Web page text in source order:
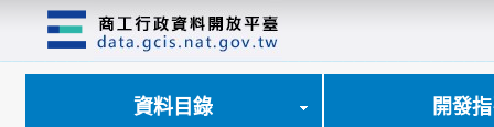
資料目錄 開發